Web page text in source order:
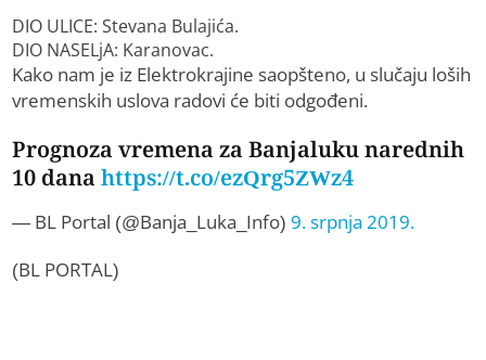
DIO ULICE: Stevana Bulajića.
DIO NASELjA: Karanovac.
Kako nam je iz Elektrokrajine saopšteno, u slučaju loših
vremenskih uslova radovi će biti odgođeni.
Prognoza vremena za Banjaluku narednih
10 danahttps://t.co/ezQrg5ZWz4
— BL Portal (@Banja_Luka_Info)9. srpnja 2019.
(BL PORTAL)